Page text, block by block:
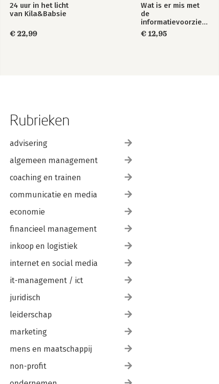
24 uur in het licht
van Kila&Babsie
€ 22,99
Wat is er mis met
de
informatievoorziening
in Nederland ?
€ 12,95
Rubrieken
advisering
algemeen management
coaching en trainen
communicatie en media
economie
financieel management
inkoop en logistiek
internet en social media
it-management / ict
juridisch
leiderschap
marketing
mens en maatschappij
non-profit